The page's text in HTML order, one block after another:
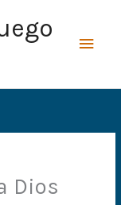
Dios